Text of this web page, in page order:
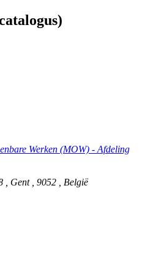
Werken (MOW) - Afdeling
, Gent , 9052 , België